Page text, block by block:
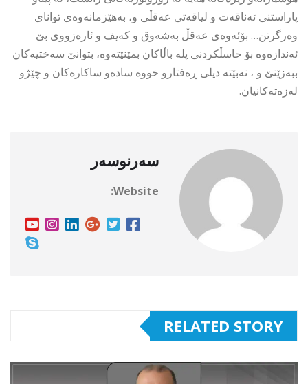
پاراستنی ئەناقەت و لیاقەتی عەقڵی و، بەهێزمانەوەی توانای
وەرگرتن… بۆئەوەی عەقڵ بەشەوق و کەیف و ئارەزووی بێ
ئەندازەوە بۆ حاسڵکردنی پلە باڵاکان بمێنێتەوە، بتوانێ سەختیەکان
ببەزێنێ و ، نەبێتە دیلی ڕەفتارو خووە سادەو ساکارەکان و چێژو
لەزەتەکانیان.
سەرنوسەر
Website:
RELATED STORY